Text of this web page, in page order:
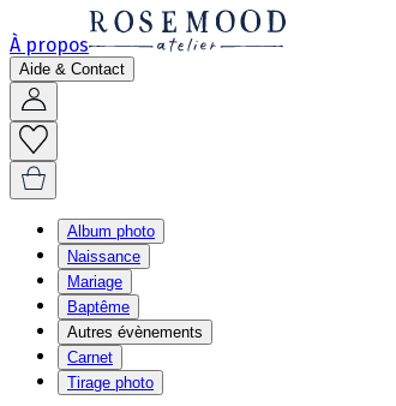
À propos
Aide & Contact
Album photo
Naissance
Mariage
Baptême
Autres évènements
Carnet
Tirage photo